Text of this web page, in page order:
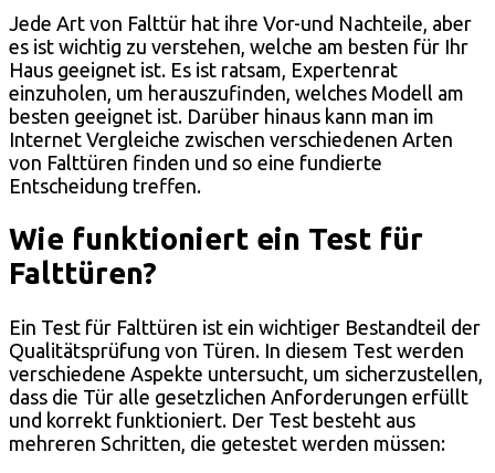
Jede Art von Falttür hat ihre Vor-und Nachteile, aber
es ist wichtig zu verstehen, welche am besten für Ihr
Haus geeignet ist. Es ist ratsam, Expertenrat
einzuholen, um herauszufinden, welches Modell am
besten geeignet ist. Darüber hinaus kann man im
Internet Vergleiche zwischen verschiedenen Arten
von Falttüren finden und so eine fundierte
Entscheidung treffen.
Wie funktioniert ein Test für
Falttüren?
Ein Test für Falttüren ist ein wichtiger Bestandteil der
Qualitätsprüfung von Türen. In diesem Test werden
verschiedene Aspekte untersucht, um sicherzustellen,
dass die Tür alle gesetzlichen Anforderungen erfüllt
und korrekt funktioniert. Der Test besteht aus
mehreren Schritten, die getestet werden müssen: